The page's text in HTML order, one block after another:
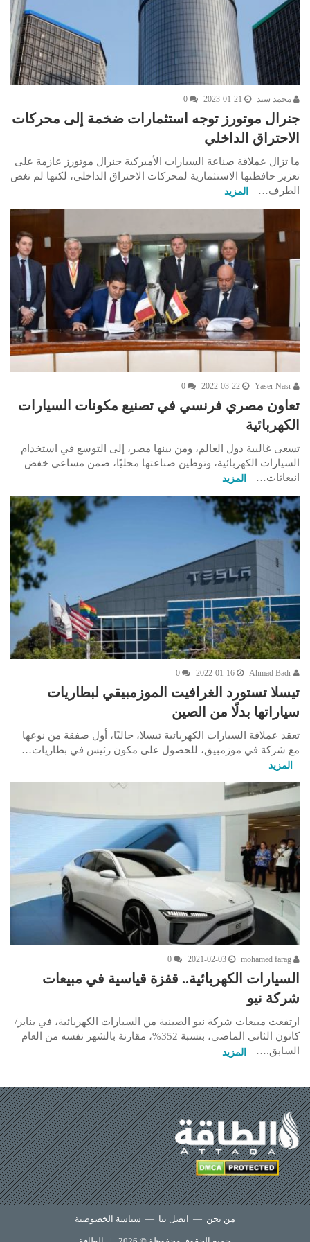
محمد سند 2023-01-21
0
جنرال موتورز توجه استثمارات ضخمة إلى محركات
الاحتراق الداخلي
ما تزال عملاقة صناعة السيارات الأميركية جنرال موتورز عازمة على
تعزيز حافظتها الاستثمارية لمحركات الاحتراق الداخلي، لكنها لم تغض
الطرف…
المزيد
2022-03-22
0
تعاون مصري فرنسي في تصنيع مكونات السيارات
الكهربائية
تسعى غالبية دول العالم، ومن بينها مصر، إلى التوسع في استخدام
السيارات الكهربائية، وتوطين صناعتها محليًا، ضمن مساعي خفض
انبعاثات…
المزيد
2022-01-16
0
تيسلا تستورد الغرافيت الموزمبيقي لبطاريات
سياراتها بدلًا من الصين
تعقد عملاقة السيارات الكهربائية تيسلا، حاليًا، أول صفقة من نوعها
مع شركة في موزمبيق، للحصول على مكون رئيس في بطاريات…
المزيد
2021-02-03
0
السيارات الكهربائية.. قفزة قياسية في مبيعات
شركة نيو
ارتفعت مبيعات شركة نيو الصينية من السيارات الكهربائية، في يناير/
كانون الثاني الماضي، بنسبة 352%، مقارنة بالشهر نفسه من العام
السابق.…
المزيد
من نحن — اتصل بنا — سياسة الخصوصية